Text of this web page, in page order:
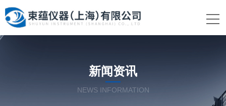
新闻资讯
NEWS INFORMATION